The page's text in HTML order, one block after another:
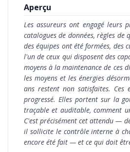
Aperçu
Les assureurs ont engagé leurs
catalogues de données, règles
des équipes ont été formées, des
l'un de ceux qui disposent des
moyens à la maintenance de ces
les moyens et les énergies
ans restent non satisfaites.
progressé. Elles portent sur la
traçable et auditable, comment
C'est précisément cet attendu —
il sollicite le contrôle interne à
encore été fait — et ce qui doit